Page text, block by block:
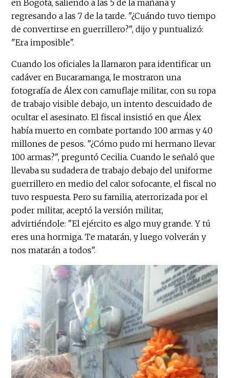
en Bogotá, saliendo a las 5 de la mañana y
regresando a las 7 de la tarde. "¿Cuándo tuvo tiempo
de convertirse en guerrillero?", dijo y puntualizó:
"Era imposible".
Cuando los oficiales la llamaron para identificar un
cadáver en Bucaramanga, le mostraron una
fotografía de Álex con camuflaje militar, con su ropa
de trabajo visible debajo, un intento descuidado de
ocultar el asesinato. El fiscal insistió en que Álex
había muerto en combate portando 100 armas y 40
millones de pesos. "¿Cómo pudo mi hermano llevar
100 armas?", preguntó Cecilia. Cuando le señaló que
llevaba su sudadera de trabajo debajo del uniforme
guerrillero en medio del calor sofocante, el fiscal no
tuvo respuesta. Pero su familia, aterrorizada por el
poder militar, aceptó la versión militar,
advirtiéndole: "El ejército es algo muy grande. Y tú
eres una hormiga. Te matarán, y luego volverán y
nos matarán a todos".